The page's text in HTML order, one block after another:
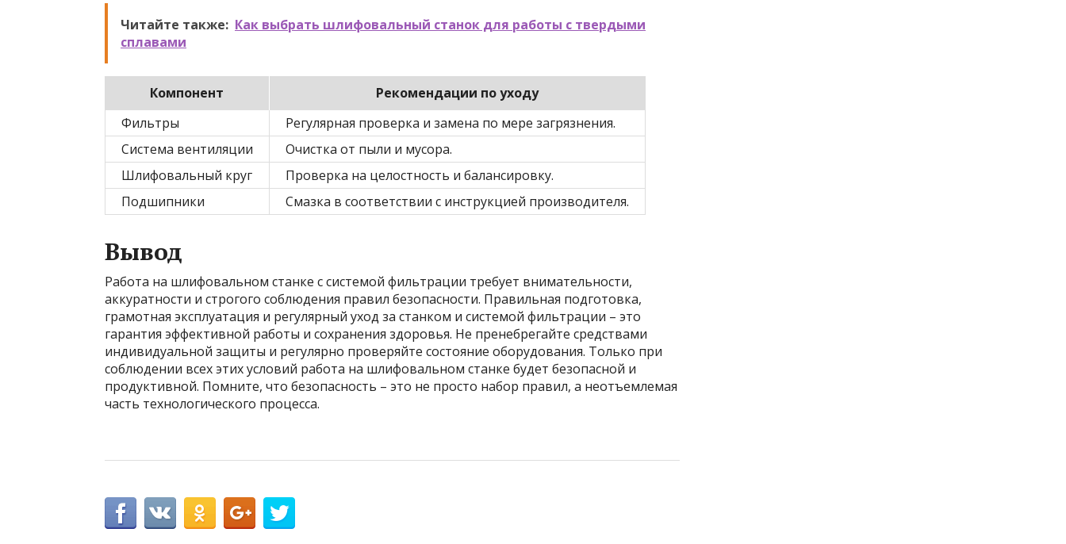
Читайте также: Как выбрать шлифовальный станок для работы с твердыми
сплавами
Компонент
Рекомендации по уходу
Фильтры
Регулярная проверка и замена по мере загрязнения.
Система вентиляции
Очистка от пыли и мусора.
Шлифовальный круг
Проверка на целостность и балансировку.
Подшипники
Смазка в соответствии с инструкцией производителя.
Вывод
Работа на шлифовальном станке с системой фильтрации требует внимательности,
аккуратности и строгого соблюдения правил безопасности. Правильная подготовка,
грамотная эксплуатация и регулярный уход за станком и системой фильтрации – это
гарантия эффективной работы и сохранения здоровья. Не пренебрегайте средствами
индивидуальной защиты и регулярно проверяйте состояние оборудования. Только при
соблюдении всех этих условий работа на шлифовальном станке будет безопасной и
продуктивной. Помните, что безопасность – это не просто набор правил, а неотъемлемая
часть технологического процесса.